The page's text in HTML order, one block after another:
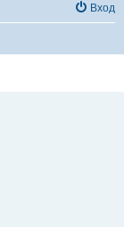
Вход